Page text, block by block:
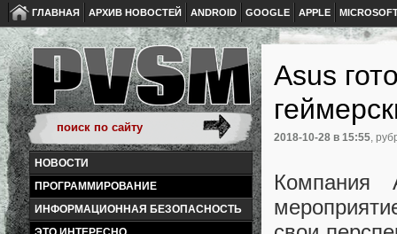
ГЛАВНАЯ АРХИВ НОВОСТЕЙ ANDROID GOOGLE APPLE
НОВОСТИ
ПРОГРАММИРОВАНИЕ
ИНФОРМАЦИОННАЯ БЕЗОПАСНОСТЬ
Asus
2018-10-28 в 15:55,
Компания